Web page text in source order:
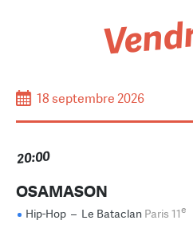
18 septembre 2026
20:00
OSAMASON
Hip-Hop – Le Bataclan Paris 11e